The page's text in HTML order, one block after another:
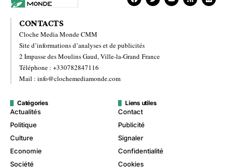
CONTACTS
Cloche Media Monde CMM
Site d’informations d’analyses et de publicités
2 Impasse des Moulins Gaud, Ville-la-Grand France
Téléphone : +330782847116
Mail : info@clochemediamonde.com
Catégories
Actualités
Politique
Culture
Economie
Société
Liens utiles
Contact
Publicité
Signaler
Confidentialité
Cookies